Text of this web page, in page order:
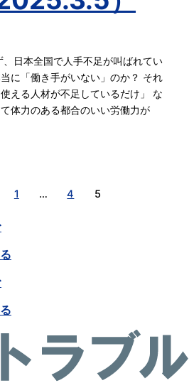
日本全国で人手不足が叫ばれてい
に「働き手がいない」のか？ それ
える人材が不足しているだけ」 な
体力のある都合のいい労働力が
1 … 4 5